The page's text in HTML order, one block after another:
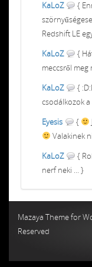
KaLoZ
{
Redshift LE
KaLoZ
{
meccsről meg
KaLoZ
{
csodálkozok
Eyesis
{
Valakinek
KaLoZ
{
nerf neki ... }
Mazaya Theme for
Reserved